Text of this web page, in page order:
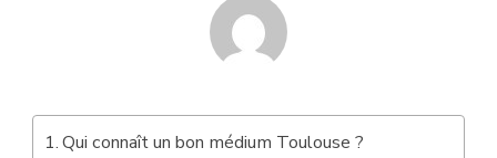
Qui connaît un bon médium Toulouse ?